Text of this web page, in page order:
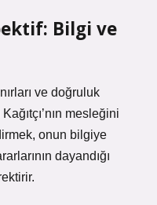
Bilgi ve
ve doğruluk
mesleğini
onun bilgiye
dayandığı